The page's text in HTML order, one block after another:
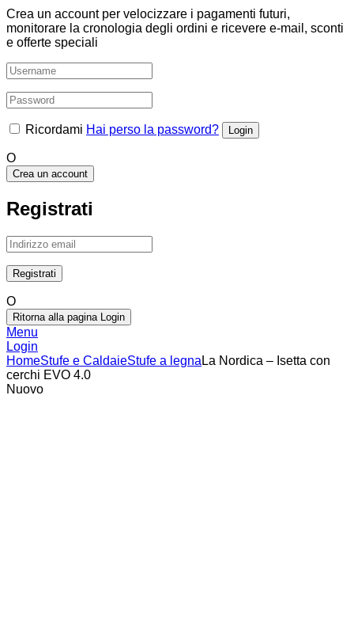
Crea un account per velocizzare i pagamenti futuri,
monitorare la cronologia degli ordini e ricevere e-mail, sconti
e offerte speciali
Ricordami Hai perso la password?
O
Crea un account
Registrati
O
Ritorna alla pagina Login
Menu
Login
HomeStufe e CaldaieStufe a legna La Nordica – Isetta con
cerchi EVO 4.0
Nuovo